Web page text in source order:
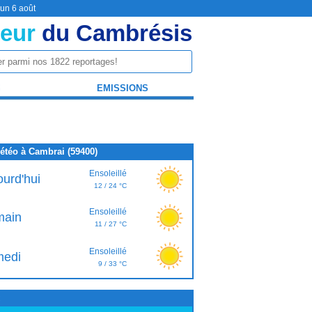
6 août
du Cambrésis
EMISSIONS
à Cambrai (59400)
Ensoleillé
12 / 24 °C
Ensoleillé
11 / 27 °C
Ensoleillé
9 / 33 °C